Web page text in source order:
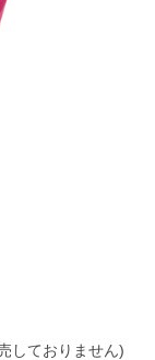
しておりません)